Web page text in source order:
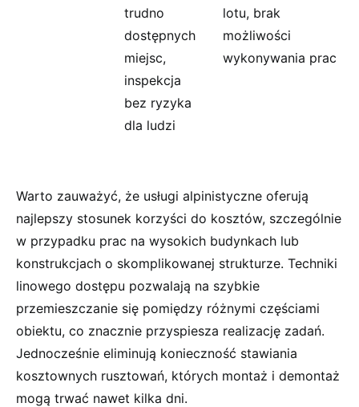
trudno
dostępnych
miejsc,
inspekcja
bez ryzyka
dla ludzi
lotu, brak
możliwości
wykonywania prac
Warto zauważyć, że usługi alpinistyczne oferują
najlepszy stosunek korzyści do kosztów, szczególnie
w przypadku prac na wysokich budynkach lub
konstrukcjach o skomplikowanej strukturze. Techniki
linowego dostępu pozwalają na szybkie
przemieszczanie się pomiędzy różnymi częściami
obiektu, co znacznie przyspiesza realizację zadań.
Jednocześnie eliminują konieczność stawiania
kosztownych rusztowań, których montaż i demontaż
mogą trwać nawet kilka dni.